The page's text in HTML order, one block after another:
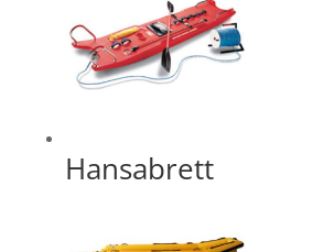
Hansabrett